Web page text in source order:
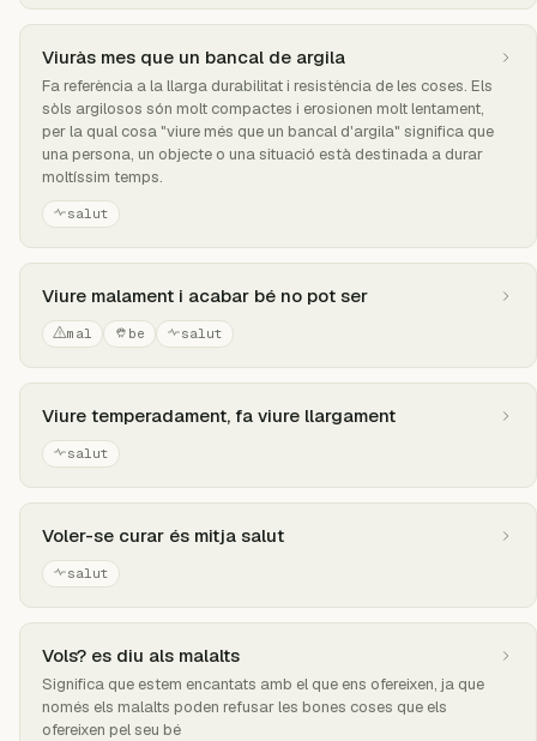
Viuràs mes que un bancal de argila
Fa referència a la llarga durabilitat i resistència de les coses. Els
sòls argilosos són molt compactes i erosionen molt lentament,
per la qual cosa "viure més que un bancal d'argila" significa que
una persona, un objecte o una situació està destinada a durar
moltíssim temps.
salut
Viure malament i acabar bé no pot ser
mal be salut
Viure temperadament, fa viure llargament
salut
Voler-se curar és mitja salut
salut
Vols? es diu als malalts
Significa que estem encantats amb el que ens ofereixen, ja que
només els malalts poden refusar les bones coses que els
ofereixen pel seu bé